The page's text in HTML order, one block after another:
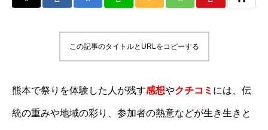
この記事のタイトルとURLをコピーする
熊本で祭りを体験した人が残す感想やクチコミ には、伝
統の重みや地域の彩り、参加者の熱意などが生き生きと